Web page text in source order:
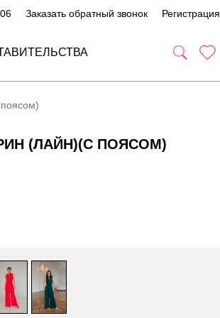
Заказать обратный звонок Регистрация
(ЛАЙН)(С ПОЯСОМ)